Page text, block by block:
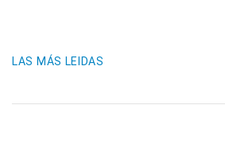
LAS MÁS LEIDAS